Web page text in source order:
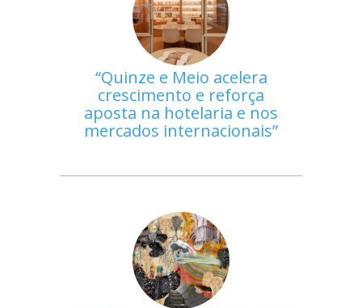
Quinze e Meio acelera
crescimento e reforça
aposta na hotelaria e nos
mercados internacionais